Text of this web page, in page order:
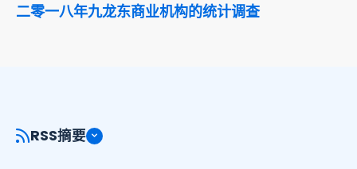
二零一八年九龙东商业机构的统计调查
RSS摘要